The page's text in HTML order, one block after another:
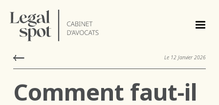
Le 12 Janvier 2026
Comment faut-il